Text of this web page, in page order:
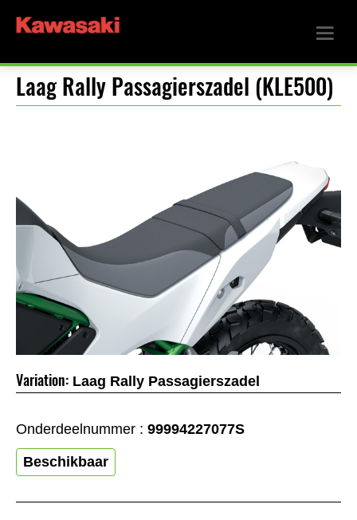
Laag Rally Passagierszadel (KLE500)
Variation: Laag Rally Passagierszadel
Onderdeelnummer : 99994227077S
Beschikbaar